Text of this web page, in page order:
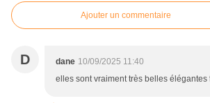
Ajouter un commentaire
D dane 10/09/2025 11:40
elles sont vraiment très belles